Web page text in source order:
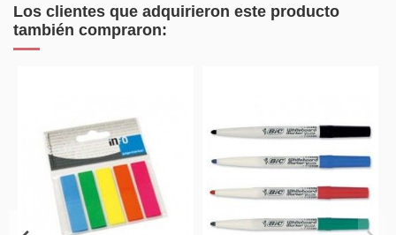
Los clientes que adquirieron este producto
también compraron: